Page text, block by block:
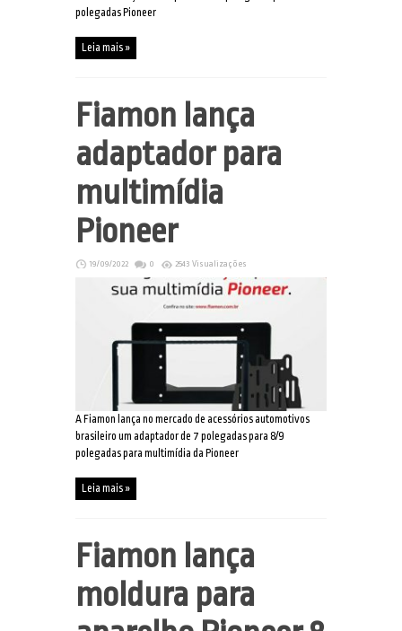
polegadas Pioneer
Leia mais »
Fiamon lança
adaptador para
multimídia
Pioneer
19/09/2022 0 2543 Visualizações
A Fiamon lança no mercado de acessórios automotivos
brasileiro um adaptador de 7 polegadas para 8/9
polegadas para multimídia da Pioneer
Leia mais »
Fiamon lança
moldura para